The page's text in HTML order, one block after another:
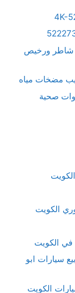
شاطر ورخيص
مضخات مياه
صحية
الكويت
في الكويت
سيارات ابو
الكويت